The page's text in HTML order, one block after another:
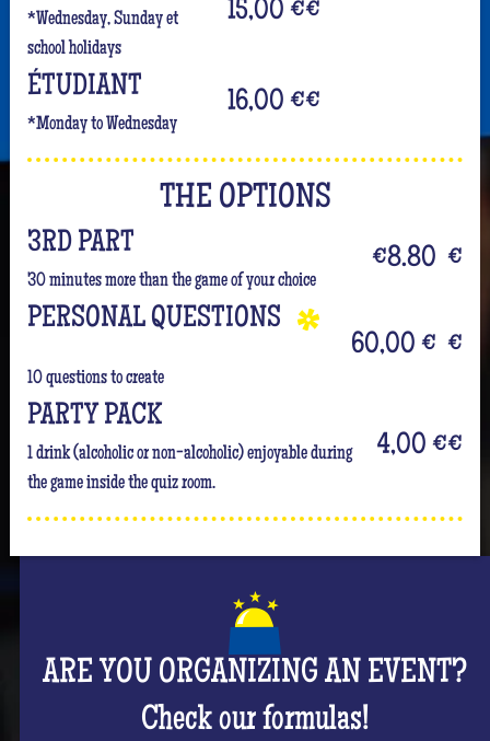
*Wednesday, Sunday et
school holidays
15,00 €€
ÉTUDIANT
*Monday to Wednesday
16,00 €€
THE OPTIONS
3RD PART
30 minutes more than the game of your choice
€8.80 €
PERSONAL QUESTIONS
10 questions to create
60,00 € €
PARTY PACK
1 drink (alcoholic or non-alcoholic) enjoyable during
the game inside the quiz room.
4,00 €€
ARE YOU ORGANIZING AN EVENT?
Check our formulas!